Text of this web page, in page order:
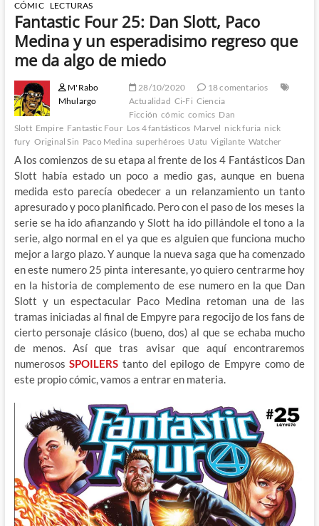
CÓMIC LECTURAS
Fantastic Four 25: Dan Slott, Paco
Medina y un esperadisimo regreso que
me da algo de miedo
M'Rabo
Mhulargo
28/10/2020
18 comentarios
Actualidad Ci-Fi Ciencia
Ficción cómic comics Dan
Slott Empire Fantastic Four Los 4 fantásticos Marvel nick furia nick
fury Original Sin Paco Medina superhéroes Uatu Vigilante Watcher
A los comienzos de su etapa al frente de los 4 Fantásticos Dan
Slott había estado un poco a medio gas, aunque en buena
medida esto parecía obedecer a un relanzamiento un tanto
apresurado y poco planificado. Pero con el paso de los meses la
serie se ha ido afianzando y Slott ha ido pillándole el tono a la
serie, algo normal en el ya que es alguien que funciona mucho
mejor a largo plazo. Y aunque la nueva saga que ha comenzado
en este numero 25 pinta interesante, yo quiero centrarme hoy
en la historia de complemento de ese numero en la que Dan
Slott y un espectacular Paco Medina retoman una de las
tramas iniciadas al final de Empyre para regocijo de los fans de
cierto personaje clásico (bueno, dos) al que se echaba mucho
de menos. Así que tras avisar que aquí encontraremos
numerososSPOILERS tanto del epilogo de Empyre como de
este propio cómic, vamos a entrar en materia.